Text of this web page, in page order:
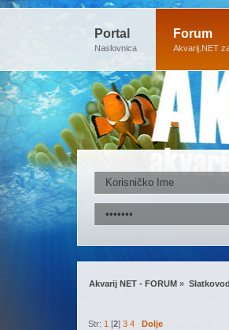
Portal
Naslovnica
Forum
Akvarij.NET
Akvarij NET - FORUM »
Str:1 [2]3 4 Dolje